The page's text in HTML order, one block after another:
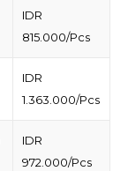
IDR
815.000/Pcs
IDR
1.363.000/Pcs
IDR
972.000/Pcs